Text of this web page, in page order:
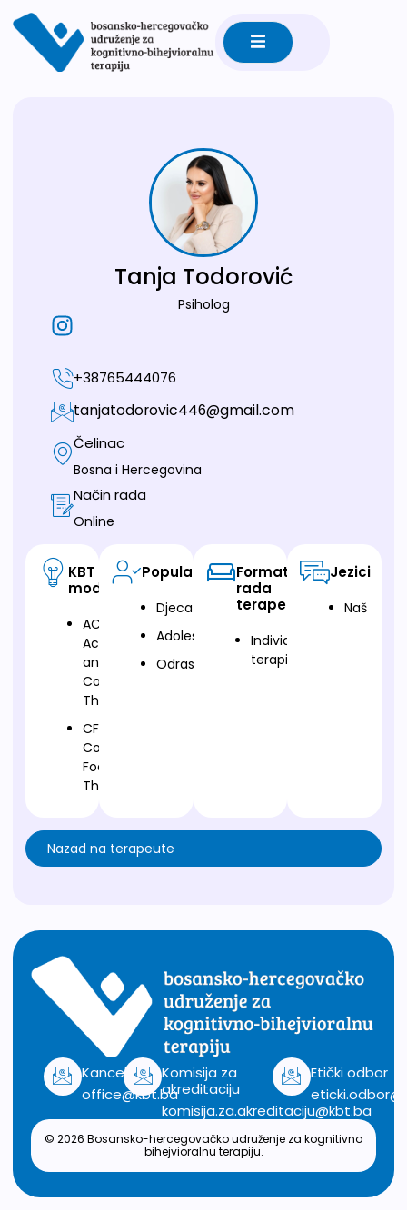
Tanja Todorović
Psiholog
+38765444076
tanjatodorovic446@gmail.com
Čelinac
Bosna i Hercegovina
Način rada
Online
KBT
modalitet
ACT-
Acceptance
and
Commitment
Therapy
CFT-
Compassion
Focused
Therapy
Populacija
Djeca
Adolescenti
Odrasli
Format
rada
terapeuta
Individualna
terapija
Jezici
Naš
Nazad na terapeute
Kancelarija
office@kbt.ba
Komisija za
akreditaciju
komisija.za.akreditaciju@kbt.ba
Etički odbor
© 2026 Bosansko-hercegovačko udruženje za kognitivno
bihejvioralnu terapiju.